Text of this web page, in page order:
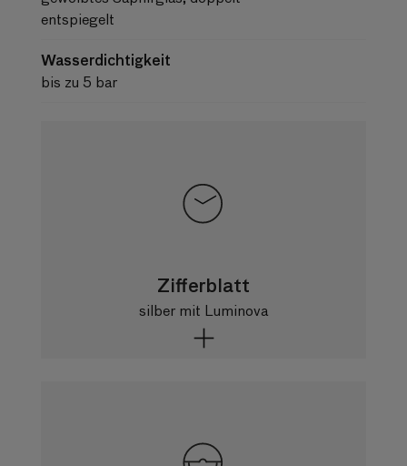
entspiegelt
Wasserdichtigkeit
bis zu 5 bar
Zifferblatt
silber mit Luminova